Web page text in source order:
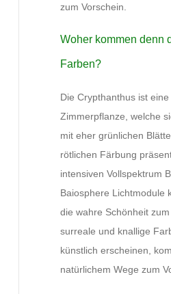
zum Vorschein.
Woher kommen denn
Farben?
Die Crypthanthus ist
Zimmerpflanze, welche
mit eher grünlichen
rötlichen Färbung
intensiven Vollspektrum
Baiosphere Lichtmodule
die wahre Schönheit
surreale und knallige
künstlich erscheinen,
natürlichem Wege zum